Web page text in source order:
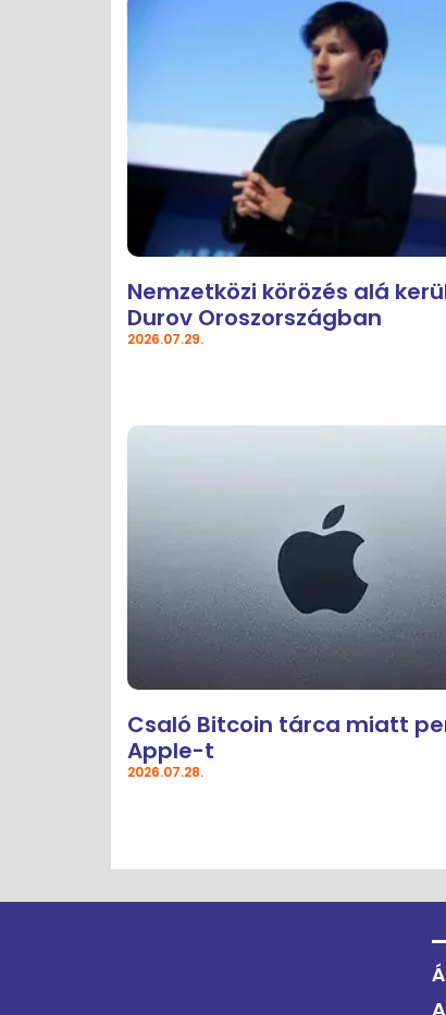
Nemzetközi körözés alá
Durov Oroszországban
2026.07.29.
Csaló Bitcoin tárca miatt
Apple-t
2026.07.28.